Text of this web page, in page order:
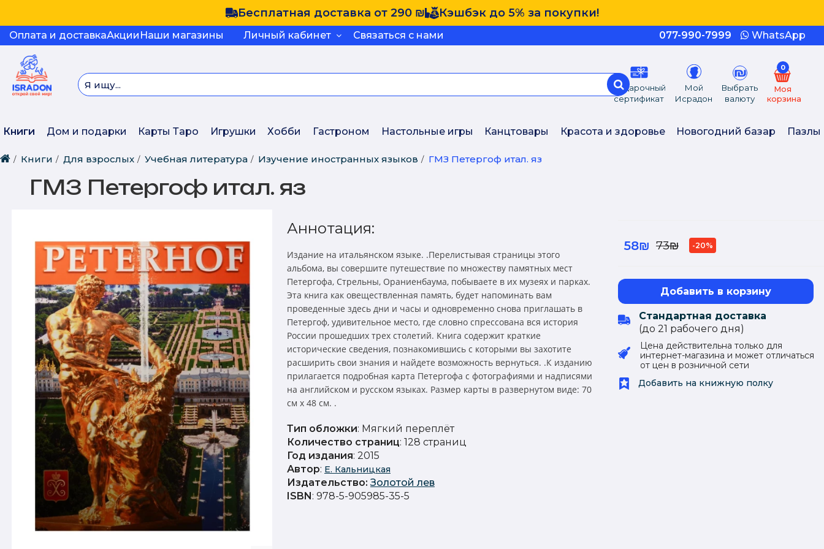
Бесплатная доставка от 290 ₪ Кэшбэк до 5% за покупки!
Оплата и доставкаАкции Наши магазины Личный кабинет Связаться с нами 077-990-7999 WhatsApp
Подарочный
сертификат
Мой
Исрадон
Выбрать
валюту
0
Моя
корзина
Книги Дом и подарки Карты Таро Игрушки Хобби Гастроном Настольные игры Канцтовары Красота и здоровье Новогодний базар Пазлы
Книги Для взрослых Учебная литература Изучение иностранных языков ГМЗ Петергоф итал. яз
ГМЗ Петергоф итал. яз
Аннотация:
Издание на итальянском языке. .Перелистывая страницы этого
альбома, вы совершите путешествие по множеству памятных мест
Петергофа, Стрельны, Ораниенбаума, побываете в их музеях и парках.
Эта книга как овеществленная память, будет напоминать вам
проведенные здесь дни и часы и одновременно снова приглашать в
Петергоф, удивительное место, где словно спрессована вся история
России прошедших трех столетий. Книга содержит краткие
исторические сведения, познакомившись с которыми вы захотите
расширить свои знания и найдете возможность вернуться. .К изданию
прилагается подробная карта Петергофа с фотографиями и надписями
на английском и русском языках. Размер карты в развернутом виде: 70
см х 48 см. .
Тип обложки: Мягкий переплёт
Количество страниц: 128 страниц
Год издания: 2015
Автор: Е. Кальницкая
Издательство:Золотой лев
ISBN: 978-5-905985-35-5
58₪ 73₪ -20%
Добавить в корзину
Стандартная доставка
(до 21 рабочего дня)
Цена действительна только для
интернет-магазина и может отличаться
от цен в розничной сети
Добавить на книжную полку